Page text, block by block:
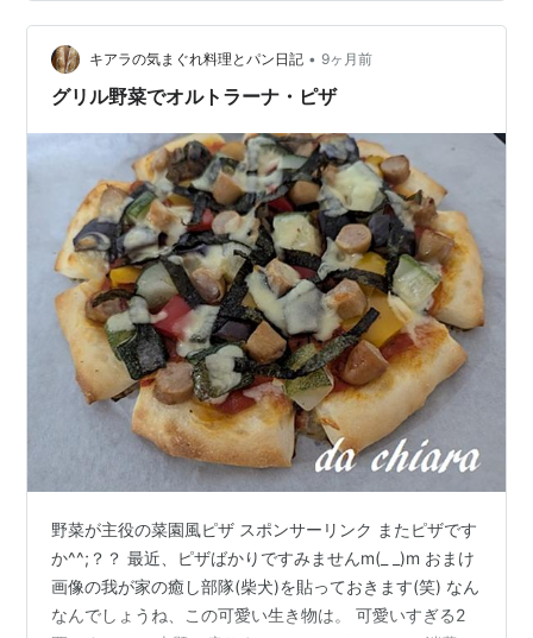
キアラの気まぐれ料理とパン日記 • 9ヶ月前
グリル野菜でオルトラーナ・ピザ
野菜が主役の菜園風ピザ スポンサーリンク またピザです
か^^;？？ 最近、ピザばかりですみませんm(_ _)m おまけ
画像の我が家の癒し部隊(柴犬)を貼っておきます(笑) なん
なんでしょうね、この可愛い生き物は。 可愛いすぎる2